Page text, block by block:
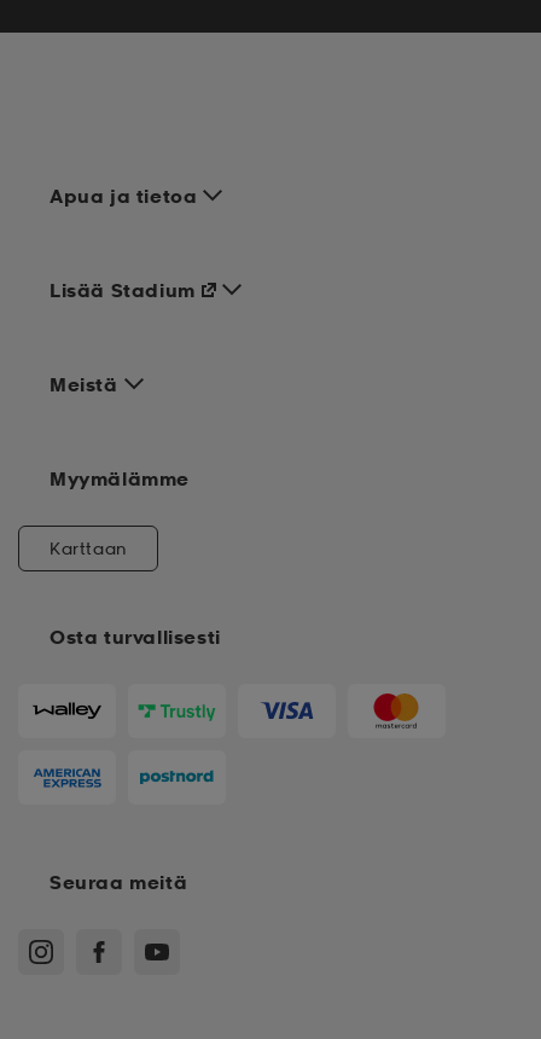
Apua ja tietoa
Meistä
Osta turvallisesti
Lisää Stadium
Myymälämme
Karttaan
Seuraa meitä